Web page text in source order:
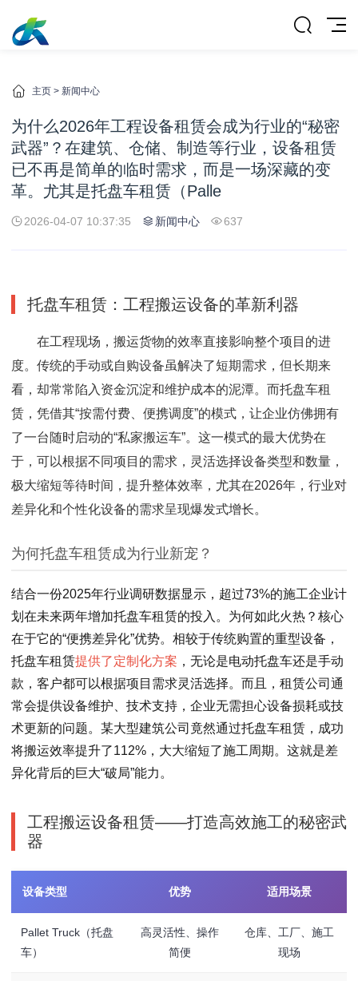
主页 > 新闻中心
为什么2026年工程设备租赁会成为行业的“秘密
武器”？在建筑、仓储、制造等行业，设备租赁
已不再是简单的临时需求，而是一场深藏的变
革。尤其是托盘车租赁（Palle
2026-04-07 10:37:35 新闻中心 637
托盘车租赁：工程搬运设备的革新利器
在工程现场，搬运货物的效率直接影响整个项目的进
度。传统的手动或自购设备虽解决了短期需求，但长期来
看，却常常陷入资金沉淀和维护成本的泥潭。而托盘车租
赁，凭借其“按需付费、便携调度”的模式，让企业仿佛拥有
了一台随时启动的“私家搬运车”。这一模式的最大优势在
于，可以根据不同项目的需求，灵活选择设备类型和数量，
极大缩短等待时间，提升整体效率，尤其在2026年，行业对
差异化和个性化设备的需求呈现爆发式增长。
为何托盘车租赁成为行业新宠？
结合一份2025年行业调研数据显示，超过73%的施工企业计
划在未来两年增加托盘车租赁的投入。为何如此火热？核心
在于它的“便携差异化”优势。相较于传统购置的重型设备，
托盘车租赁提供了定制化方案 ，无论是电动托盘车还是手动
款，客户都可以根据项目需求灵活选择。而且，租赁公司通
常会提供设备维护、技术支持，企业无需担心设备损耗或技
术更新的问题。某大型建筑公司竟然通过托盘车租赁，成功
将搬运效率提升了112%，大大缩短了施工周期。这就是差
异化背后的巨大“破局”能力。
工程搬运设备租赁——打造高效施工的秘密武
器
设备类型 优势 适用场景
Pallet Truck（托盘
车）
高灵活性、操作
简便
仓库、工厂、施工
现场